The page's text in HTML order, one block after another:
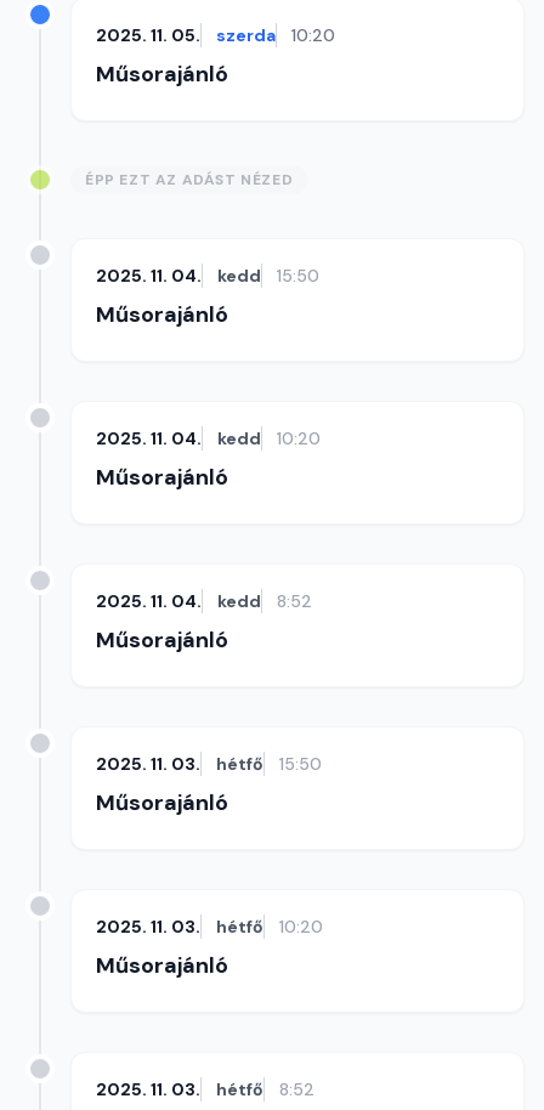
2025. 11. 05. szerda 10:20
Műsorajánló
ÉPP EZT AZ ADÁST NÉZED
2025. 11. 04. kedd 15:50
Műsorajánló
2025. 11. 04. kedd 10:20
Műsorajánló
2025. 11. 04. kedd 8:52
Műsorajánló
2025. 11. 03. hétfő 15:50
Műsorajánló
2025. 11. 03. hétfő 10:20
Műsorajánló
2025. 11. 03. hétfő 8:52